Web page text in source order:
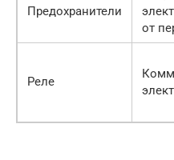
Предохранители
от
Реле